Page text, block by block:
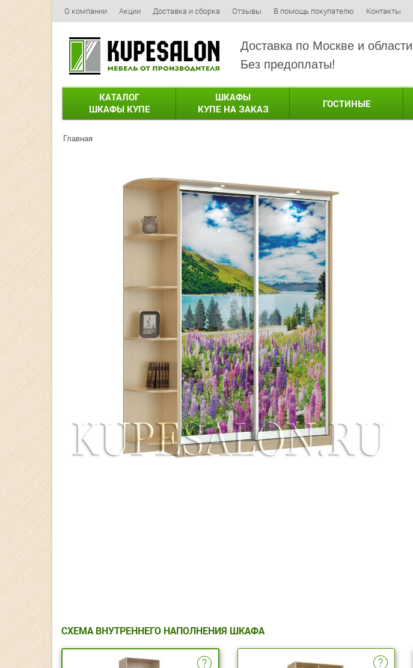
О компании Акции Доставка и сборка Отзывы В помощь покупателю Контакты
Доставка по Москве и области
Без предоплаты!
КАТАЛОГ
ШКАФЫ КУПЕ
ШКАФЫ
КУПЕ НА ЗАКАЗ
ГОСТИНЫЕ
Главная
СХЕМА ВНУТРЕННЕГО НАПОЛНЕНИЯ ШКАФА